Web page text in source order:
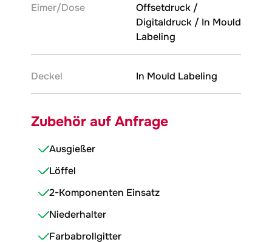
Eimer/Dose
Offsetdruck /
Digitaldruck / In Mould
Labeling
Deckel In Mould Labeling
Zubehör auf Anfrage
Ausgießer
Löffel
2-Komponenten Einsatz
Niederhalter
Farbabrollgitter